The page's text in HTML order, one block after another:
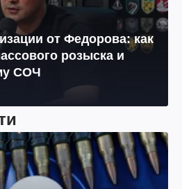
от Федорова: как
розыска и
СОЧ